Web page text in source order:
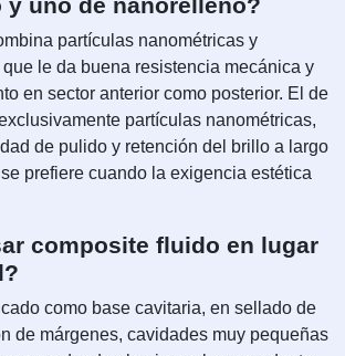
partículas nanométricas y
le da buena resistencia mecánica y
en sector anterior como posterior. El de
partículas nanométricas,
de pulido y retención del brillo a largo
prefiere cuando la exigencia estética
composite fluido en lugar
como base cavitaria, en sellado de
de márgenes, cavidades muy pequeñas